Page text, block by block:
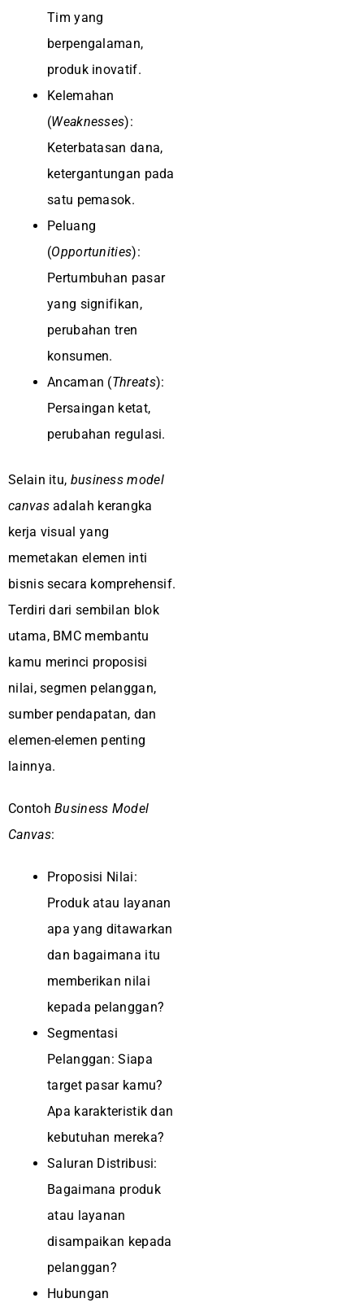
Tim yang
berpengalaman,
produk inovatif.
Kelemahan
(Weaknesses):
Keterbatasan dana,
ketergantungan pada
satu pemasok.
Peluang
(Opportunities):
Pertumbuhan pasar
yang signifikan,
perubahan tren
konsumen.
Ancaman (Threats):
Persaingan ketat,
perubahan regulasi.
Selain itu, business model
canvasadalah kerangka
kerja visual yang
memetakan elemen inti
bisnis secara komprehensif.
Terdiri dari sembilan blok
utama, BMC membantu
kamu merinci proposisi
nilai, segmen pelanggan,
sumber pendapatan, dan
elemen-elemen penting
lainnya.
ContohBusiness Model
Canvas:
Proposisi Nilai:
Produk atau layanan
apa yang ditawarkan
dan bagaimana itu
memberikan nilai
kepada pelanggan?
Segmentasi
Pelanggan: Siapa
target pasar kamu?
Apa karakteristik dan
kebutuhan mereka?
Saluran Distribusi:
Bagaimana produk
atau layanan
disampaikan kepada
pelanggan?
Hubungan